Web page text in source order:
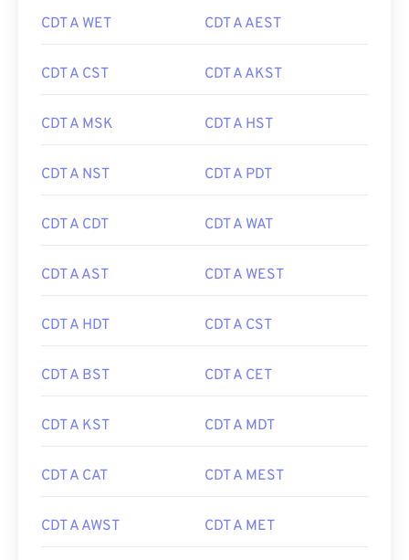
CDT A WET CDT A AEST
CDT A CST CDT A AKST
CDT A MSK CDT A HST
CDT A NST CDT A PDT
CDT A CDT CDT A WAT
CDT A AST CDT A WEST
CDT A HDT CDT A CST
CDT A BST CDT A CET
CDT A KST CDT A MDT
CDT A CAT CDT A MEST
CDT A AWST CDT A MET